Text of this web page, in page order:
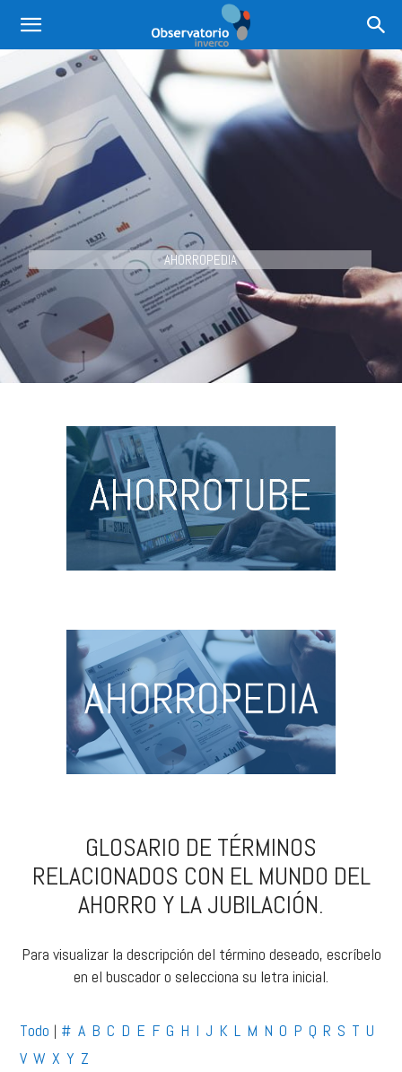
AHORROPEDIA
GLOSARIO DE TÉRMINOS
RELACIONADOS CON EL MUNDO DEL
AHORRO Y LA JUBILACIÓN.
Para visualizar la descripción del término deseado, escríbelo
en el buscador o selecciona su letra inicial.
Todo | # A B C D E F G H I J K L M N O P Q R S T U
V W X Y Z